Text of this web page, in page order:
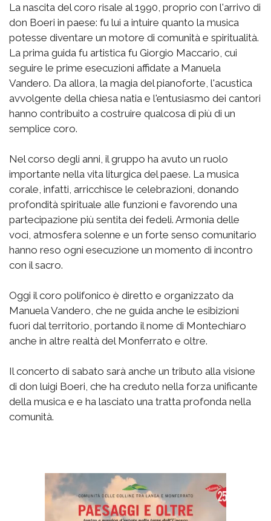
La nascita del coro risale al 1990, proprio con l'arrivo di
don Boeri in paese: fu lui a intuire quanto la musica
potesse diventare un motore di comunità e spiritualità.
La prima guida fu artistica fu Giorgio Maccario, cui
seguire le prime esecuzioni affidate a Manuela
Vandero. Da allora, la magia del pianoforte, l'acustica
avvolgente della chiesa natia e l'entusiasmo dei cantori
hanno contribuito a costruire qualcosa di più di un
semplice coro.
Nel corso degli anni, il gruppo ha avuto un ruolo
importante nella vita liturgica del paese. La musica
corale, infatti, arricchisce le celebrazioni, donando
profondità spirituale alle funzioni e favorendo una
partecipazione più sentita dei fedeli. Armonia delle
voci, atmosfera solenne e un forte senso comunitario
hanno reso ogni esecuzione un momento di incontro
con il sacro.
Oggi il coro polifonico è diretto e organizzato da
Manuela Vandero, che ne guida anche le esibizioni
fuori dal territorio, portando il nome di Montechiaro
anche in altre realtà del Monferrato e oltre.
Il concerto di sabato sarà anche un tributo alla visione
di don luigi Boeri, che ha creduto nella forza unificante
della musica e e ha lasciato una tratta profonda nella
comunità.